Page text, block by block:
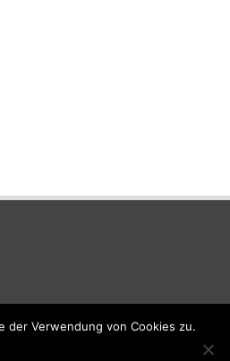
der Verwendung von Cookies zu.